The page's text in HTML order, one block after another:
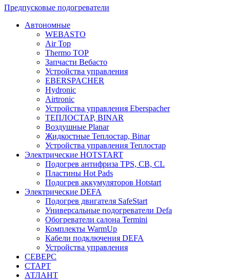
Предпусковые подогреватели
Автономные
WEBASTO
Air Top
Thermo TOP
Запчасти Вебасто
Устройства управления
EBERSPACHER
Hydronic
Airtronic
Устройства управления Eberspacher
ТЕПЛОСТАР, BINAR
Воздушные Planar
Жидкостные Теплостар, Binar
Устройства управления Теплостар
Электрические HOTSTART
Подогрев антифриза TPS, CB, CL
Пластины Hot Pads
Подогрев аккумуляторов Hotstart
Электрические DEFA
Подогрев двигателя SafeStart
Универсальные подогреватели Defa
Обогреватели салона Termini
Комплекты WarmUp
Кабели подключения DEFA
Устройства управления
СЕВЕРС
СТАРТ
АТЛАНТ